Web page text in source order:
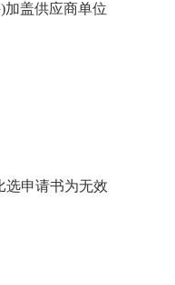
加盖供应商单位
选申请书为无效